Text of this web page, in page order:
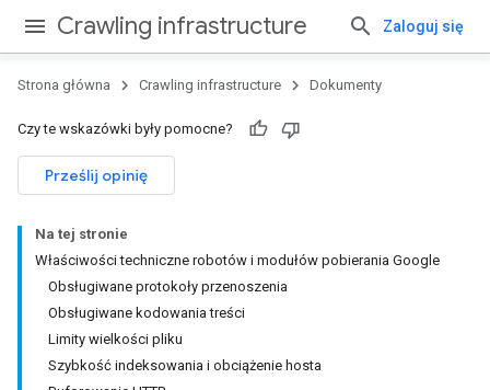
Crawling infrastructure Zaloguj się
Strona główna Crawling infrastructure Dokumenty
Czy te wskazówki były pomocne?
Prześlij opinię
Na tej stronie
Właściwości techniczne robotów i modułów pobierania Google
Obsługiwane protokoły przenoszenia
Obsługiwane kodowania treści
Limity wielkości pliku
Szybkość indeksowania i obciążenie hosta